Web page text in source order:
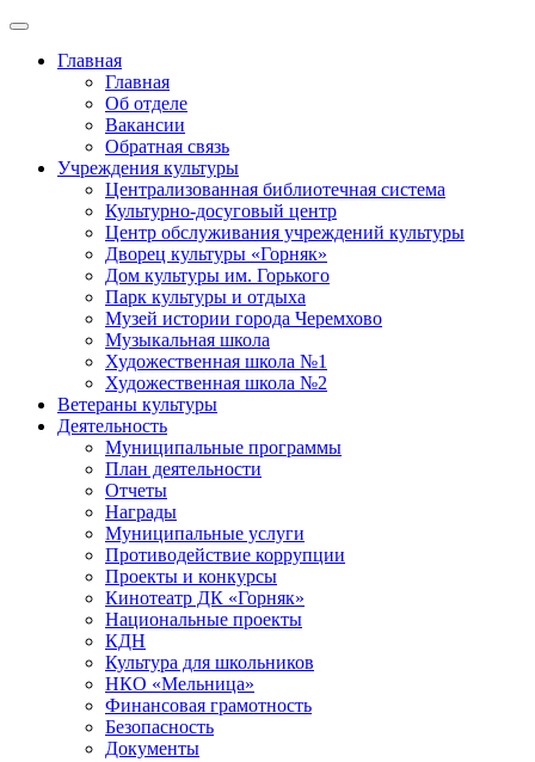
Главная
Главная
Об отделе
Вакансии
Обратная связь
Учреждения культуры
Централизованная библиотечная система
Культурно-досуговый центр
Центр обслуживания учреждений культуры
Дворец культуры «Горняк»
Дом культуры им. Горького
Парк культуры и отдыха
Музей истории города Черемхово
Музыкальная школа
Художественная школа №1
Художественная школа №2
Ветераны культуры
Деятельность
Муниципальные программы
План деятельности
Отчеты
Награды
Муниципальные услуги
Противодействие коррупции
Проекты и конкурсы
Кинотеатр ДК «Горняк»
Национальные проекты
КДН
Культура для школьников
НКО «Мельница»
Финансовая грамотность
Безопасность
Документы